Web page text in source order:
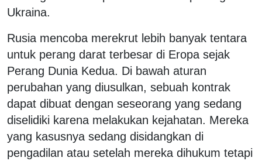
Ukraina.
Rusia mencoba merekrut lebih banyak tentara
untuk perang darat terbesar di Eropa sejak
Perang Dunia Kedua. Di bawah aturan
perubahan yang diusulkan, sebuah kontrak
dapat dibuat dengan seseorang yang sedang
diselidiki karena melakukan kejahatan. Mereka
yang kasusnya sedang disidangkan di
pengadilan atau setelah mereka dihukum tetapi